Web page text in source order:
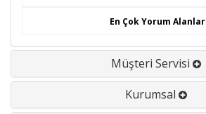
En Çok Yorum Alanlar
Müşteri Servisi
Kurumsal